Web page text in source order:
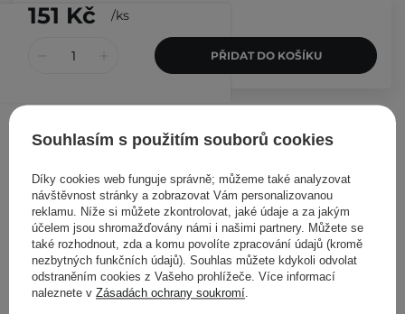
151 Kč /ks
PŘIDAT DO KOŠÍKU
Ostatní zákazníci si prohlédli
Souhlasím s použitím souborů cookies
Díky cookies web funguje správně; můžeme také analyzovat
návštěvnost stránky a zobrazovat Vám personalizovanou
reklamu. Níže si můžete zkontrolovat, jaké údaje a za jakým
účelem jsou shromažďovány námi i našimi partnery. Můžete se
také rozhodnout, zda a komu povolíte zpracování údajů (kromě
nezbytných funkčních údajů). Souhlas můžete kdykoli odvolat
odstraněním cookies z Vašeho prohlížeče. Více informací
naleznete v Zásadách ochrany soukromí